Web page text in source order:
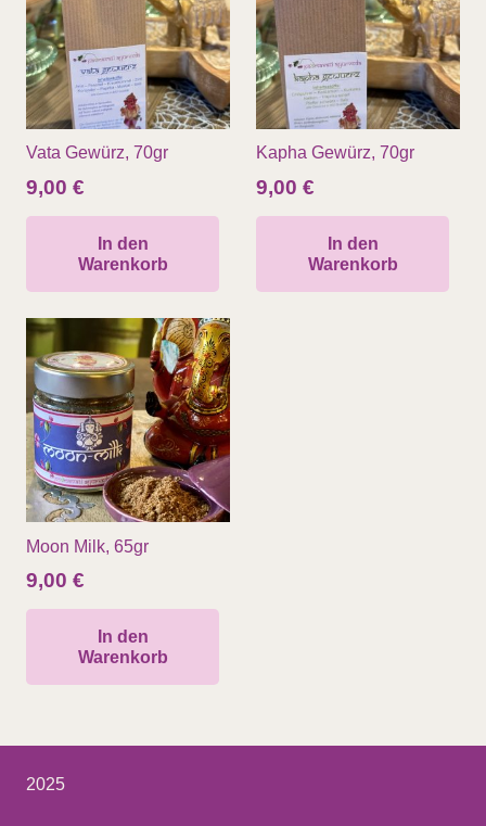
Vata Gewürz, 70gr
9,00 €
In den
Warenkorb
Kapha Gewürz, 70gr
9,00 €
In den
Warenkorb
Moon Milk, 65gr
9,00 €
In den
Warenkorb
2025